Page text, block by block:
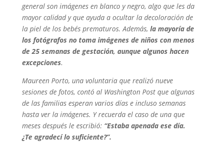
general son imágenes en blanco y negro, algo que les da
mayor calidad y que ayuda a ocultar la decoloración de
la piel de los bebés prematuros. Además, la mayoría de
los fotógrafos no toma imágenes de niños con menos
de 25 semanas de gestación, aunque algunos hacen
excepciones.
Maureen Porto, una voluntaria que realizó nueve
sesiones de fotos, contó al Washington Post que algunas
de las familias esperan varios días e incluso semanas
hasta ver la imágenes. Y recuerda el caso de una que
meses después le escribió: “Estaba apenada ese día.
¿Te agradecí lo suficiente?”.